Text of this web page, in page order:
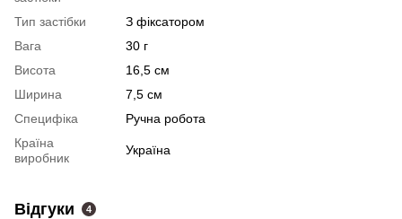
Тип застібки
З фіксатором
Вага
30 г
Висота
16,5 см
Ширина
7,5 см
Специфіка
Ручна робота
Країна
виробник
Україна
Відгуки 4